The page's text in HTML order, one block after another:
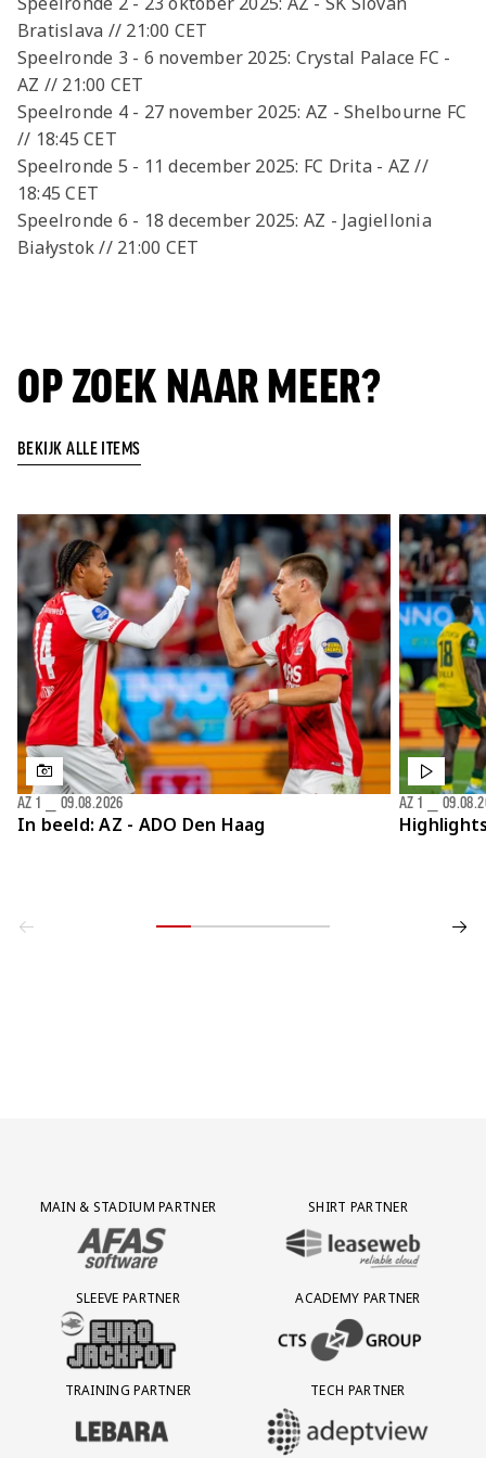
Bratislava // 21:00 CET
Speelronde 3 - 6 november 2025: Crystal Palace FC -
AZ // 21:00 CET
Speelronde 4 - 27 november 2025: AZ - Shelbourne FC
// 18:45 CET
Speelronde 5 - 11 december 2025: FC Drita - AZ //
18:45 CET
Speelronde 6 - 18 december 2025: AZ - Jagiellonia
Białystok // 21:00 CET
OP ZOEK NAAR MEER?
BEKIJK ALLE ITEMS
In beeld: AZ - ADO Den Haag
AZ 1 09.08.2026 AZ 1
Partner Logos Grid
MAIN & STADIUM PARTNER
BEZOEK ONZE MAIN & STADIUM PARTNER AFAS SOFTWARE
SHIRT PARTNER
BEZOEK ONZE SHIRT PARTNER
SLEEVE PARTNER
BEZOEK ONZE SLEEVE PARTNER EUROJACKPOT
ACADEMY PARTNER
BEZOEK ONZE ACADEMY
TRAINING PARTNER
BEZOEK ONZE TRAINING PARTNER LEBARA
TECH PARTNER
BEZOEK ONZE TECH PARTNER